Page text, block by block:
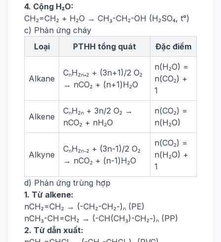
4. Cộng H₂O:
CH₂=CH₂ + H₂O → CH₃-CH₂-OH (H₂SO₄, t°)
c) Phản ứng cháy
Loại
PTHH tổng quát Đặc điểm
Alkane
CₙH₂ₙ₊₂ + (3n+1)/2 O₂
→ nCO₂ + (n+1)H₂O
n(H₂O) =
n(CO₂) +
1
Alkene
CₙH₂ₙ + 3n/2 O₂ →
nCO₂ + nH₂O
n(CO₂) =
n(H₂O)
Alkyne
CₙH₂ₙ₋₂ + (3n-1)/2 O₂
→ nCO₂ + (n-1)H₂O
n(CO₂) =
n(H₂O) +
1
d) Phản ứng trùng hợp
1. Từ alkene:
nCH₂=CH₂ → (-CH₂-CH₂-)ₙ (PE)
nCH₃-CH=CH₂ → (-CH(CH₃)-CH₂-)ₙ (PP)
2. Từ dẫn xuất: